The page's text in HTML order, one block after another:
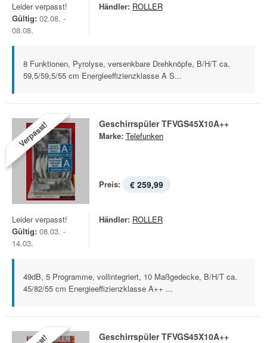
Leider verpasst!
Gültig: 02.08. -
08.08.
Händler: ROLLER
8 Funktionen, Pyrolyse, versenkbare Drehknöpfe, B/H/T ca.
59,5/59,5/55 cm Energieeffizienzklasse A S...
Verpasst! Geschirrspüler TFVGS45X10A++
Marke: Telefunken
Preis: € 259,99
Leider verpasst!
Gültig: 08.03. -
14.03.
Händler: ROLLER
49dB, 5 Programme, vollintegriert, 10 Maßgedecke, B/H/T ca.
45/82/55 cm Energieeffizienzklasse A++ ...
Geschirrspüler TFVGS45X10A++